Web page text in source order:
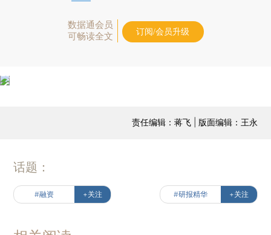
数据通会员
可畅读全文
订阅/会员升级
责任编辑：蒋飞 | 版面编辑：王永
话题：
#融资 +关注 #研报精华 +关注